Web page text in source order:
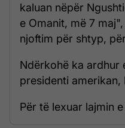
kaluan nëpër
e Omanit, më 7
njoftim për shtyp,
Ndërkohë ka ardhur
presidenti amerikan,
Për të lexuar lajmin